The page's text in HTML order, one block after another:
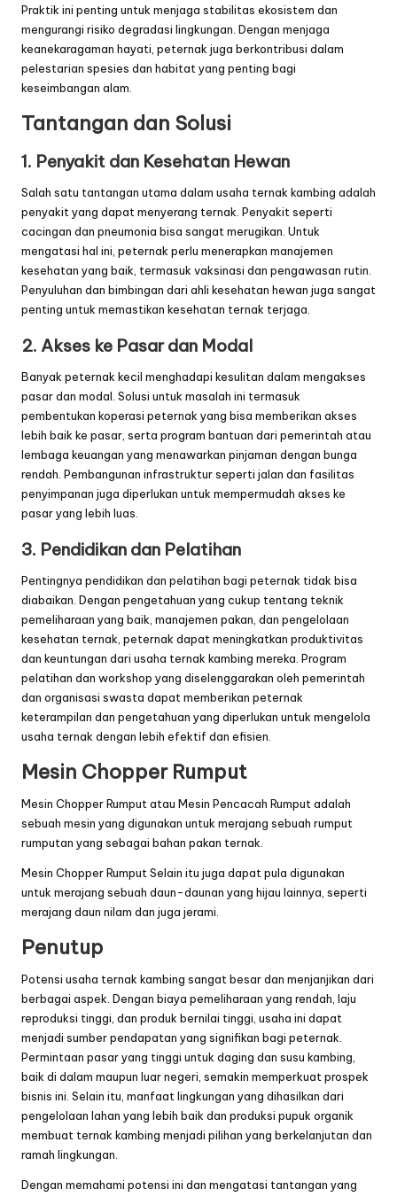
Praktik ini penting untuk menjaga stabilitas ekosistem dan
mengurangi risiko degradasi lingkungan. Dengan menjaga
keanekaragaman hayati, peternak juga berkontribusi dalam
pelestarian spesies dan habitat yang penting bagi
keseimbangan alam.
Tantangan dan Solusi
1. Penyakit dan Kesehatan Hewan
Salah satu tantangan utama dalam usaha ternak kambing adalah
penyakit yang dapat menyerang ternak. Penyakit seperti
cacingan dan pneumonia bisa sangat merugikan. Untuk
mengatasi hal ini, peternak perlu menerapkan manajemen
kesehatan yang baik, termasuk vaksinasi dan pengawasan rutin.
Penyuluhan dan bimbingan dari ahli kesehatan hewan juga sangat
penting untuk memastikan kesehatan ternak terjaga.
2. Akses ke Pasar dan Modal
Banyak peternak kecil menghadapi kesulitan dalam mengakses
pasar dan modal. Solusi untuk masalah ini termasuk
pembentukan koperasi peternak yang bisa memberikan akses
lebih baik ke pasar, serta program bantuan dari pemerintah atau
lembaga keuangan yang menawarkan pinjaman dengan bunga
rendah. Pembangunan infrastruktur seperti jalan dan fasilitas
penyimpanan juga diperlukan untuk mempermudah akses ke
pasar yang lebih luas.
3. Pendidikan dan Pelatihan
Pentingnya pendidikan dan pelatihan bagi peternak tidak bisa
diabaikan. Dengan pengetahuan yang cukup tentang teknik
pemeliharaan yang baik, manajemen pakan, dan pengelolaan
kesehatan ternak, peternak dapat meningkatkan produktivitas
dan keuntungan dari usaha ternak kambing mereka. Program
pelatihan dan workshop yang diselenggarakan oleh pemerintah
dan organisasi swasta dapat memberikan peternak
keterampilan dan pengetahuan yang diperlukan untuk mengelola
usaha ternak dengan lebih efektif dan efisien.
Mesin Chopper Rumput
Mesin Chopper Rumputatau Mesin Pencacah Rumput adalah
sebuah mesin yang digunakan untuk merajang sebuah rumput
rumputan yang sebagai bahan pakan ternak.
Mesin Chopper RumputSelain itu juga dapat pula digunakan
untuk merajang sebuah daun-daunan yang hijau lainnya, seperti
merajang daun nilam dan juga jerami.
Penutup
Potensi usaha ternak kambing sangat besar dan menjanjikan dari
berbagai aspek. Dengan biaya pemeliharaan yang rendah, laju
reproduksi tinggi, dan produk bernilai tinggi, usaha ini dapat
menjadi sumber pendapatan yang signifikan bagi peternak.
Permintaan pasar yang tinggi untuk daging dan susu kambing,
baik di dalam maupun luar negeri, semakin memperkuat prospek
bisnis ini. Selain itu, manfaat lingkungan yang dihasilkan dari
pengelolaan lahan yang lebih baik dan produksi pupuk organik
membuat ternak kambing menjadi pilihan yang berkelanjutan dan
ramah lingkungan.
Dengan memahami potensi ini dan mengatasi tantangan yang